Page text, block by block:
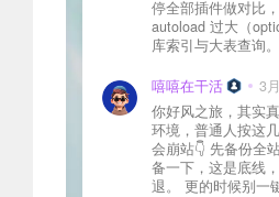
停全部插件做对比，再
autoload 过大（options 表
库索引与大表查询。 服务器 TTFB 高就
嘻嘻在干活
3
你好风之旅，其实
环境，普通人按这
会崩站👇 先备份全站，文件 + 数据库都
备一下，这是底线
退。 更的时候别一